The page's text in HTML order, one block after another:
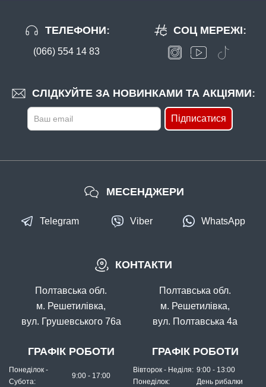
ТЕЛЕФОНИ:
(066) 554 14 83
СЛІДКУЙТЕ ЗА НОВИНКАМИ ТА АКЦІЯМИ:
Підписатися
СОЦ МЕРЕЖІ:
КОНТАКТИ
Полтавська обл.
м. Решетилівка,
вул. Грушевського 76а
ГРАФІК РОБОТИ
Понеділок -
Субота:
9:00 - 17:00
Полтавська обл.
м. Решетилівка,
вул. Полтавська 4а
ГРАФІК РОБОТИ
Вівторок - Неділя: 9:00 - 13:00
Понеділок:
День рибалки
МЕСЕНДЖЕРИ
Telegram Viber WhatsApp